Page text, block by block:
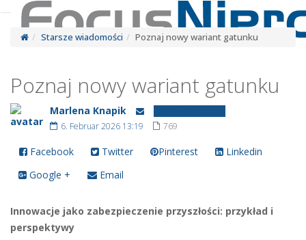
Starsze wiadomości Poznaj nowy wariant gatunku
Poznaj nowy wariant gatunku
Marlena Knapik
6. Februar 2026 13:19
769
Facebook Twitter Pinterest
Linkedin
Google +
Email
Innowacje jako zabezpieczenie przyszłości: przykład i
perspektywy